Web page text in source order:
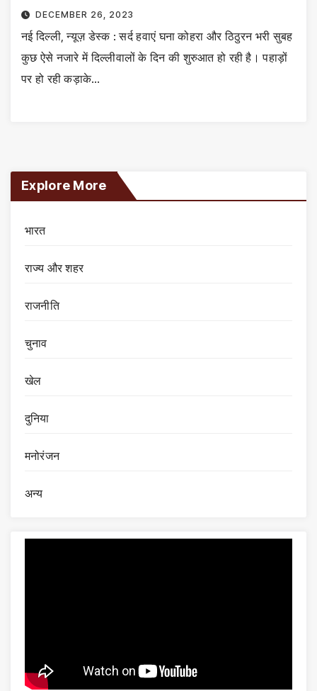
DECEMBER 26, 2023
नई दिल्ली, न्यूज़ डेस्क : सर्द हवाएं घना कोहरा और ठिठुरन भरी सुबह
कुछ ऐसे नजारे में दिल्लीवालों के दिन की शुरुआत हो रही है। पहाड़ों
पर हो रही कड़ाके…
Explore More
भारत
राज्य और शहर
राजनीति
चुनाव
खेल
दुनिया
मनोरंजन
अन्य